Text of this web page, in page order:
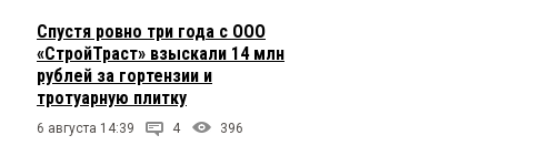
Спустя ровно три года с ООО
«СтройТраст» взыскали 14 млн
рублей за гортензии и
тротуарную плитку
6 августа 14:39 4 396